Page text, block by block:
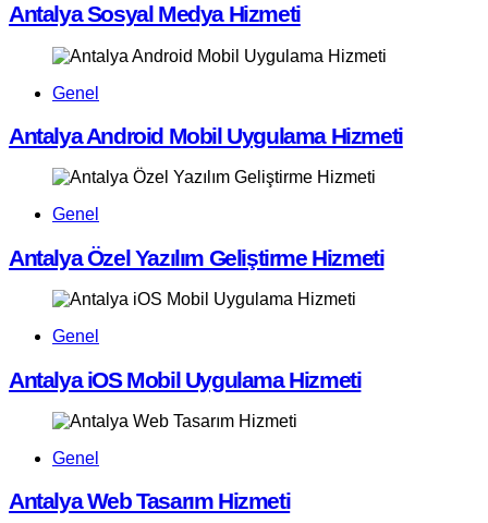
Antalya Sosyal Medya Hizmeti
Genel
Antalya Android Mobil Uygulama Hizmeti
Genel
Antalya Özel Yazılım Geliştirme Hizmeti
Genel
Antalya iOS Mobil Uygulama Hizmeti
Genel
Antalya Web Tasarım Hizmeti